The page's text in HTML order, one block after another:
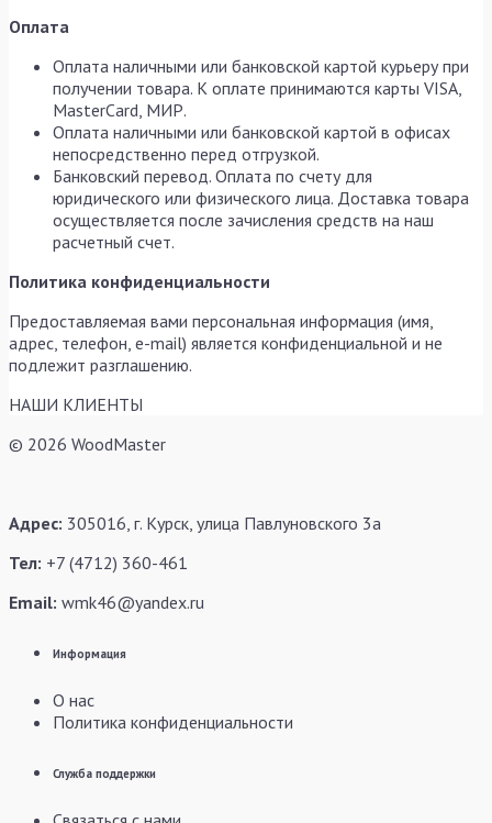
Оплата
Оплата наличными или банковской картой курьеру при
получении товара. К оплате принимаются карты VISA,
MasterCard, МИР.
Оплата наличными или банковской картой в офисах
непосредственно перед отгрузкой.
Банковский перевод. Оплата по счету для
юридического или физического лица. Доставка товара
осуществляется после зачисления средств на наш
расчетный счет.
Политика конфиденциальности
Предоставляемая вами персональная информация (имя,
адрес, телефон, e-mail) является конфиденциальной и не
подлежит разглашению.
НАШИ КЛИЕНТЫ
© 2026 WoodMaster
Адрес: 305016, г. Курск, улица Павлуновского 3а
Тел: +7 (4712) 360-461
Email: wmk46@yandex.ru
Информация
О нас
Политика конфиденциальности
Служба поддержки